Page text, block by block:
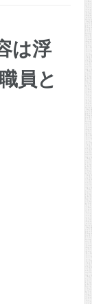
は浮
員と